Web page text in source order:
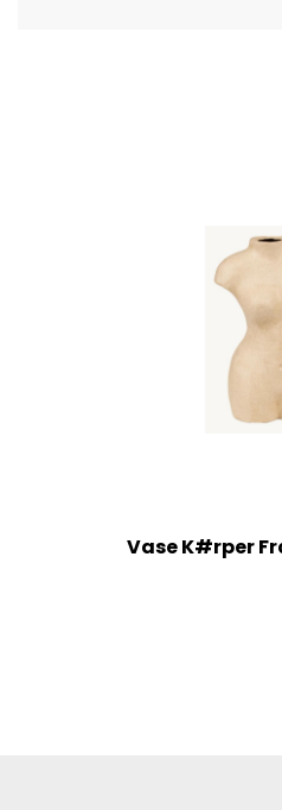
Vase K#rper